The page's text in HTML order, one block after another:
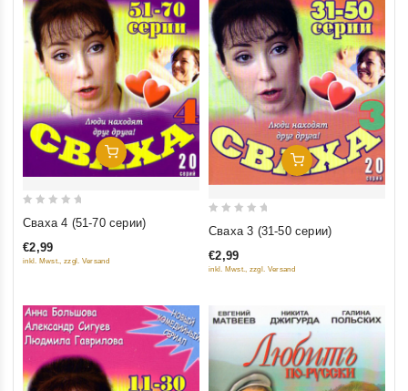
Добавить В Корзину
of
Сваха 4 (51-70 серии)
€2,99
inkl. Mwst., zzgl. Versand
Добавить В Корзину
of
Сваха 3 (31-50 серии)
€2,99
inkl. Mwst., zzgl. Versand